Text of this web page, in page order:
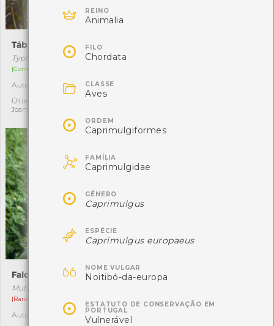
Tábua-larga
Typha latifolia
[Comum]
Autóctone
Última observação por:
Joana Lima
Falo-do-diabo
Mutinus elegans
[Raro]
Autóctone
Gaiteiro-ocidental
 REINO
Animalia
 FILO
Chordata
 CLASSE
Aves
 ORDEM
Caprimulgiformes
 FAMÍLIA
Caprimulgidae
 GÉNERO
Caprimulgus
 ESPÉCIE
Caprimulgus europaeus
 NOME VULGAR
Noitibó-da-europa
 ESTATUTO DE CONSERVAÇÃO EM
PORTUGAL
Vulnerável